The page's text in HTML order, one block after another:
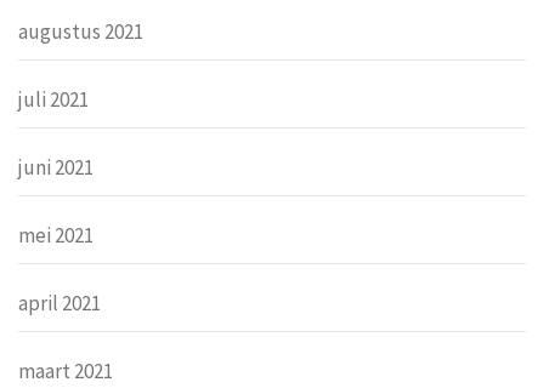
augustus 2021
juli 2021
juni 2021
mei 2021
april 2021
maart 2021